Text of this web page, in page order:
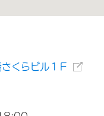
くらビル１Ｆ